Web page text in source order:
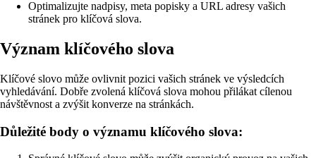
Optimalizujte nadpisy, meta popisky a URL adresy vašich
stránek pro klíčová slova.
Význam klíčového slova
Klíčové slovo může ovlivnit pozici vašich stránek ve výsledcích
vyhledávání. Dobře zvolená klíčová slova mohou přilákat cílenou
návštěvnost a zvýšit konverze na stránkách.
Důležité body o významu klíčového slova: